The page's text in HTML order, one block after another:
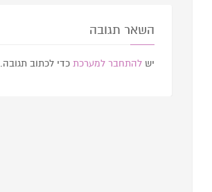
השאר תגובה
ישלהתחבר למערכת כדי לכתוב תגובה.